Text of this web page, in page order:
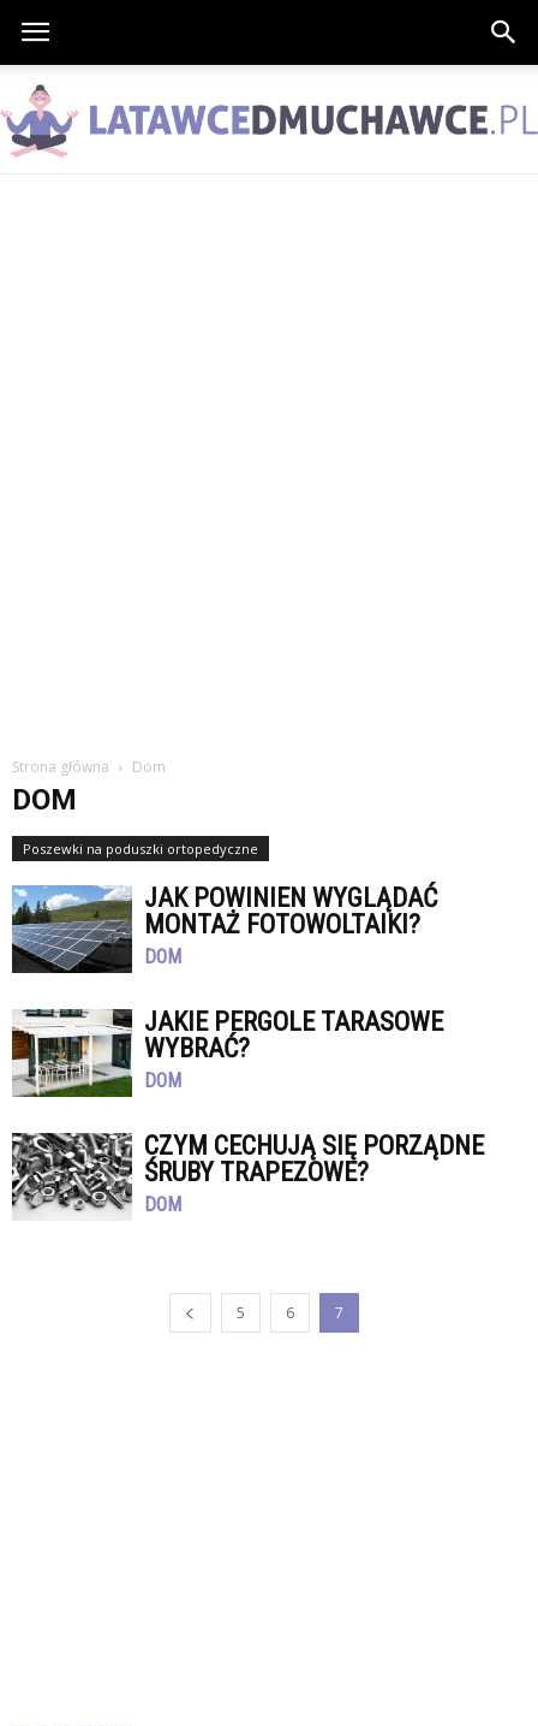
Strona główna Dom
DOM
Poszewki na poduszki ortopedyczne
JAK POWINIEN WYGLĄDAĆ
MONTAŻ FOTOWOLTAIKI?
DOM
JAKIE PERGOLE TARASOWE
WYBRAĆ?
DOM
CZYM CECHUJĄ SIĘ PORZĄDNE
ŚRUBY TRAPEZOWE?
DOM
5 6 7